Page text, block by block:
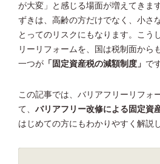
が大変」と感じる場面が増えてきま
ずきは、高齢の方だけでなく、小さ
とってのリスクにもなります。こう
リーリフォームを、国は税制面から
一つが 「固定資産税の減額制度」 で
この記事では、バリアフリーリフォ
て、 バリアフリー改修による固定資
はじめての方にもわかりやすく解説